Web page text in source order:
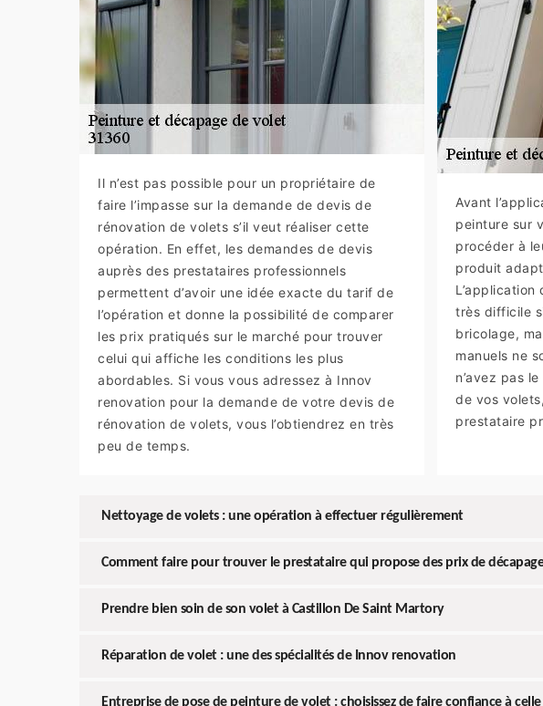
Il n’est pas possible pour un propriétaire de
faire l’impasse sur la demande de devis de
rénovation de volets s’il veut réaliser cette
opération. En effet, les demandes de devis
auprès des prestataires professionnels
permettent d’avoir une idée exacte du tarif de
l’opération et donne la possibilité de comparer
les prix pratiqués sur le marché pour trouver
celui qui affiche les conditions les plus
abordables. Si vous vous adressez à Innov
renovation pour la demande de votre devis de
rénovation de volets, vous l’obtiendrez en très
peu de temps.
Avant
peinture sur
procéder à
produit
très difficile
bricolage,
manuels ne
n’avez pas
de vos
prestataire
Nettoyage de volets : une opération à effectuer régulièrement
Comment faire pour trouver le prestataire qui propose des prix de
Prendre bien soin de son volet à Castillon De Saint Martory
Réparation de volet : une des spécialités de Innov renovation
Entreprise de pose de peinture de volet : choisissez de faire confiance à